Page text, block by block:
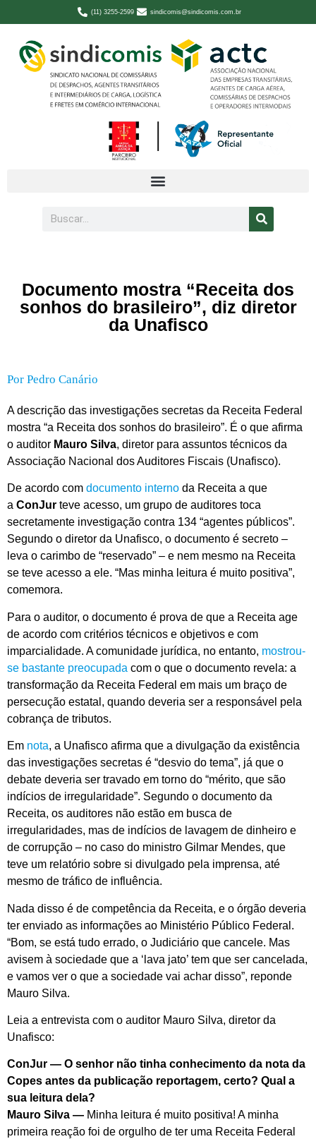
(11) 3255-2599 sindicomis@sindicomis.com.br
Documento mostra “Receita dos
sonhos do brasileiro”, diz diretor
da Unafisco
Por Pedro Canário
A descrição das investigações secretas da Receita Federal
mostra “a Receita dos sonhos do brasileiro”. É o que afirma
o auditor Mauro Silva, diretor para assuntos técnicos da
Associação Nacional dos Auditores Fiscais (Unafisco).
De acordo com documento interno da Receita a que
a ConJur teve acesso, um grupo de auditores toca
secretamente investigação contra 134 “agentes públicos”.
Segundo o diretor da Unafisco, o documento é secreto –
leva o carimbo de “reservado” – e nem mesmo na Receita
se teve acesso a ele. “Mas minha leitura é muito positiva”,
comemora.
Para o auditor, o documento é prova de que a Receita age
de acordo com critérios técnicos e objetivos e com
imparcialidade. A comunidade jurídica, no entanto, mostrou-
se bastante preocupada com o que o documento revela: a
transformação da Receita Federal em mais um braço de
persecução estatal, quando deveria ser a responsável pela
cobrança de tributos.
Em nota, a Unafisco afirma que a divulgação da existência
das investigações secretas é “desvio do tema”, já que o
debate deveria ser travado em torno do “mérito, que são
indícios de irregularidade”. Segundo o documento da
Receita, os auditores não estão em busca de
irregularidades, mas de indícios de lavagem de dinheiro e
de corrupção – no caso do ministro Gilmar Mendes, que
teve um relatório sobre si divulgado pela imprensa, até
mesmo de tráfico de influência.
Nada disso é de competência da Receita, e o órgão deveria
ter enviado as informações ao Ministério Público Federal.
“Bom, se está tudo errado, o Judiciário que cancele. Mas
avisem à sociedade que a ‘lava jato’ tem que ser cancelada,
e vamos ver o que a sociedade vai achar disso”, reponde
Mauro Silva.
Leia a entrevista com o auditor Mauro Silva, diretor da
Unafisco:
ConJur — O senhor não tinha conhecimento da nota da
Copes antes da publicação reportagem, certo? Qual a
sua leitura dela?
Mauro Silva — Minha leitura é muito positiva! A minha
primeira reação foi de orgulho de ter uma Receita Federal